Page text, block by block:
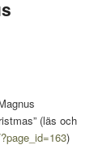
(läs och
)